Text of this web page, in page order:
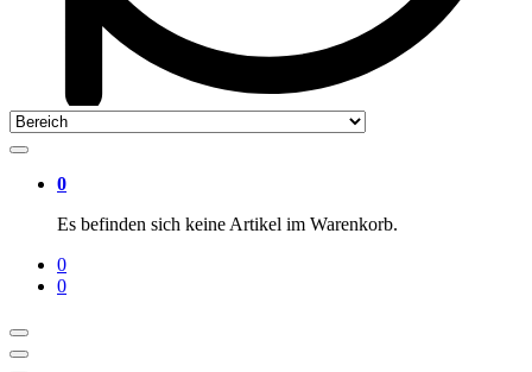
0
Es befinden sich keine Artikel im Warenkorb.
0
0